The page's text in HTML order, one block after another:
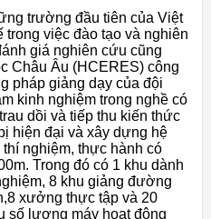
trường đầu tiên của Việt
trong việc đào tạo và nghiên
giá nghiên cứu cũng
Châu Âu (HCERES) công
pháp giảng dạy của đội
kinh nghiệm trong nghề có
dồi và tiếp thu kiến thức
hiện đại và xây dựng hệ
nghiệm, thực hành có
Trong đó có 1 khu dành
8 khu giảng đường
xưởng thực tập và 20
số lượng máy hoạt động